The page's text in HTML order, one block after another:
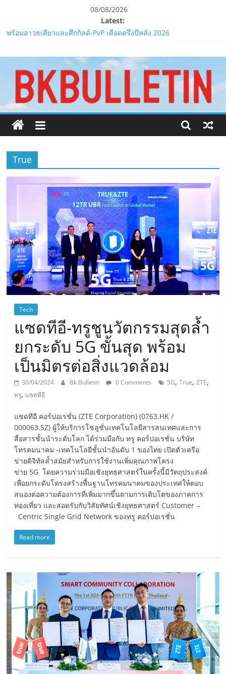
content
08/08/2026
Latest:
LORDNINE ครบรอบ 1 ปี! Smilegate เปิด “Helena” เซิร์ฟฯ ใหม่
บูสต์ EXP กระฉูด 50% พร้อมแจกซัมมอนสูงสุด 1,111 ครั้ง!
LORDNINE จัดศึกคนดังสายเกม ไทย ปะทะ ฟิลิปปินส์ใน “Rise of the
Tenth Lord”
PIPPER STANDARD® เปิดตัวแชมพูอาบน้ำ และ โฟมอาบแห้งสัตว์
เลี้ยง
ห้ามพลาด! Smilegate เปิดตัว ‘เฮเลนา’ เซิร์ฟเวอร์ใหม่ของ
LORDNINE 29 ก.ค. นี้
เสนอ
ข่าว
ครบ
ทุก
True
Tech
แซดทีอี-ทรูชูนวัตกรรมสุดล้ำ
ยกระดับ 5G ขั้นสุด พร้อม
เป็นมิตรต่อสิ่งแวดล้อม
30/04/2024 Bk Bulletin 0 Comments 5G,True,ZTE,
ทรู, แซดทีอี
แซดทีอี คอร์ปอเรชั่น (ZTE Corporation) (0763.HK /
000063.SZ) ผู้ให้บริการโซลูชั่นเทคโนโลยีสารสนเทศและการ
สื่อสารชั้นนำระดับโลก ได้ร่วมมือกับ ทรู คอร์ปอเรชั่น บริษัท
โทรคมนาคม -เทคโนโลยีชั้นนำอันดับ 1 ของไทย เปิดตัวเครือ
ข่ายดิจิทัลล้ำสมัยสำหรับการใช้งานเพิ่มคุณภาพโครง
ข่าย 5G โดยความร่วมมือเชิงยุทธศาสตร์ในครั้งนี้มีวัตถุประสงค์
เพื่อยกระดับโครงสร้างพื้นฐานโทรคมนาคมของประเทศให้ตอบ
สนองต่อความต้องการที่เพิ่มมากขึ้นตามการเติบโตของภาคการ
ท่องเที่ยว และสอดรับกับวิสัยทัศน์เชิงยุทธศาสตร์ Customer –
Centric Single Grid Network ของทรู คอร์ปอเรชั่น
Read more